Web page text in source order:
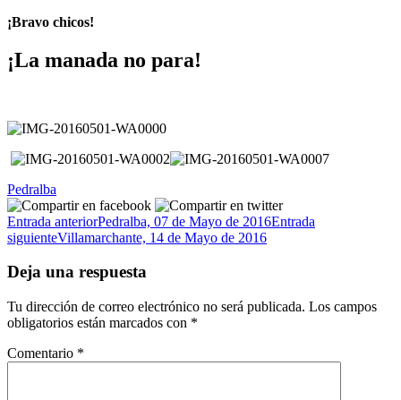
¡Bravo chicos!
¡La manada no para!
Pedralba
Navegación
de
entradas
Entrada anteriorPedralba, 07 de Mayo de 2016Entrada
siguienteVillamarchante, 14 de Mayo de 2016
Deja una respuesta
Tu dirección de correo electrónico no será publicada. Los campos
obligatorios están marcados con *
Comentario *